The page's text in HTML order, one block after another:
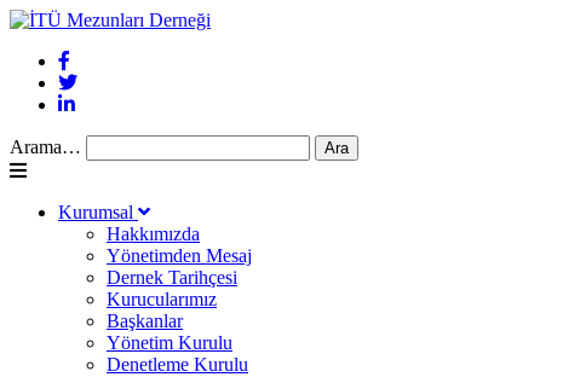
Arama…
Kurumsal
Hakkımızda
Yönetimden Mesaj
Dernek Tarihçesi
Kurucularımız
Başkanlar
Yönetim Kurulu
Denetleme Kurulu